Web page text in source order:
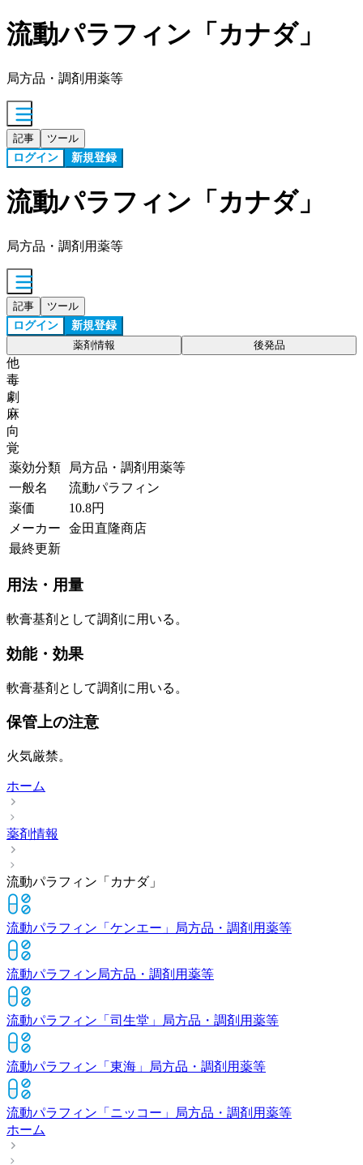
流動パラフィン「カナダ」
局方品・調剤用薬等
記事 ツール
ログイン 新規登録
流動パラフィン「カナダ」
局方品・調剤用薬等
記事 ツール
ログイン 新規登録
薬剤情報 後発品
他
毒
劇
麻
向
覚
薬効分類
局方品・調剤用薬等
一般名
流動パラフィン
薬価
10.8円
メーカー
金田直隆商店
最終更新
用法・用量
軟膏基剤として調剤に用いる。
効能・効果
軟膏基剤として調剤に用いる。
保管上の注意
火気厳禁。
ホーム
薬剤情報
流動パラフィン「カナダ」
流動パラフィン「ケンエー」 局方品・調剤用薬等
流動パラフィン局方品・調剤用薬等
流動パラフィン「司生堂」 局方品・調剤用薬等
流動パラフィン「東海」 局方品・調剤用薬等
流動パラフィン「ニッコー」
局方品・調剤用薬等
ホーム